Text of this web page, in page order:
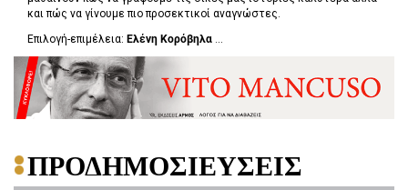
και πώς να γίνουμε πιο προσεκτικοί αναγνώστες.
Επιλογή-επιμέλεια: Ελένη Κορόβηλα ...
ΠΡΟΔΗΜΟΣΙΕΥΣΕΙΣ